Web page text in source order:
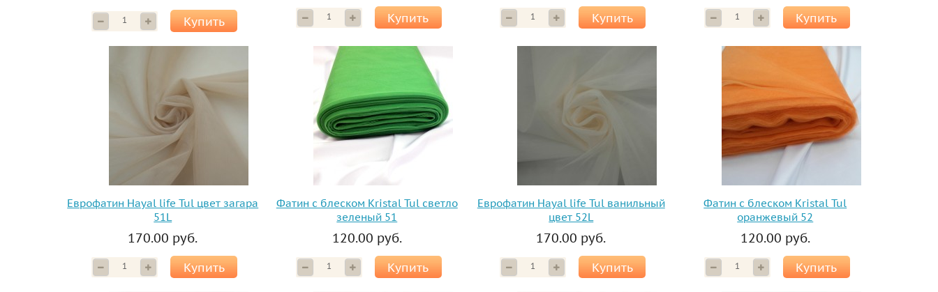
Купить Купить Купить Купить
Еврофатин Hayal life Tul цвет загара
51L
170.00 руб.
Купить
Фатин с блеском Kristal Tul светло
зеленый 51
120.00 руб.
Купить
Еврофатин Hayal life Tul ванильный
цвет 52L
170.00 руб.
Купить
Фатин с блеском Kristal Tul
оранжевый 52
120.00 руб.
Купить